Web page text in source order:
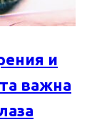
и
важна